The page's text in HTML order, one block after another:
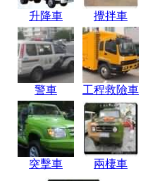
升降車 攪拌車
警車 工程救險車
突擊車 兩棲車